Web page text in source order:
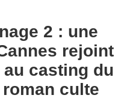
2 : une
rejoint
casting du
culte